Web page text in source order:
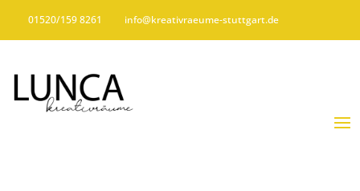
01520/159 8261 info@kreativraeume-stuttgart.de
01520/159 8261 info@kreativraeume-stuttgart.de